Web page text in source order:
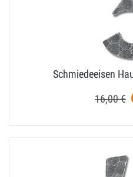
Schmiedeeisen
16,00 €